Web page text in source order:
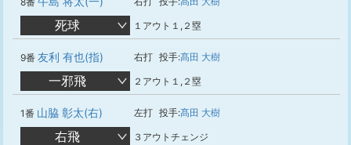
死球 １アウト１,２塁
9番 友利 有也(指) 右打 投手:髙田 大樹
一邪飛 ２アウト１,２塁
1番 山脇 彰太(右) 左打 投手:髙田 大樹
右飛 ３アウトチェンジ